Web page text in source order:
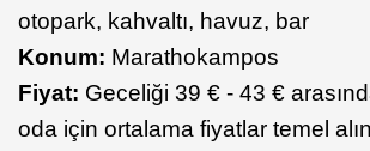
otopark, kahvaltı, havuz, bar
Konum: Marathokampos
Fiyat: Geceliği 39 € - 43 €
oda için ortalama fiyatlar temel